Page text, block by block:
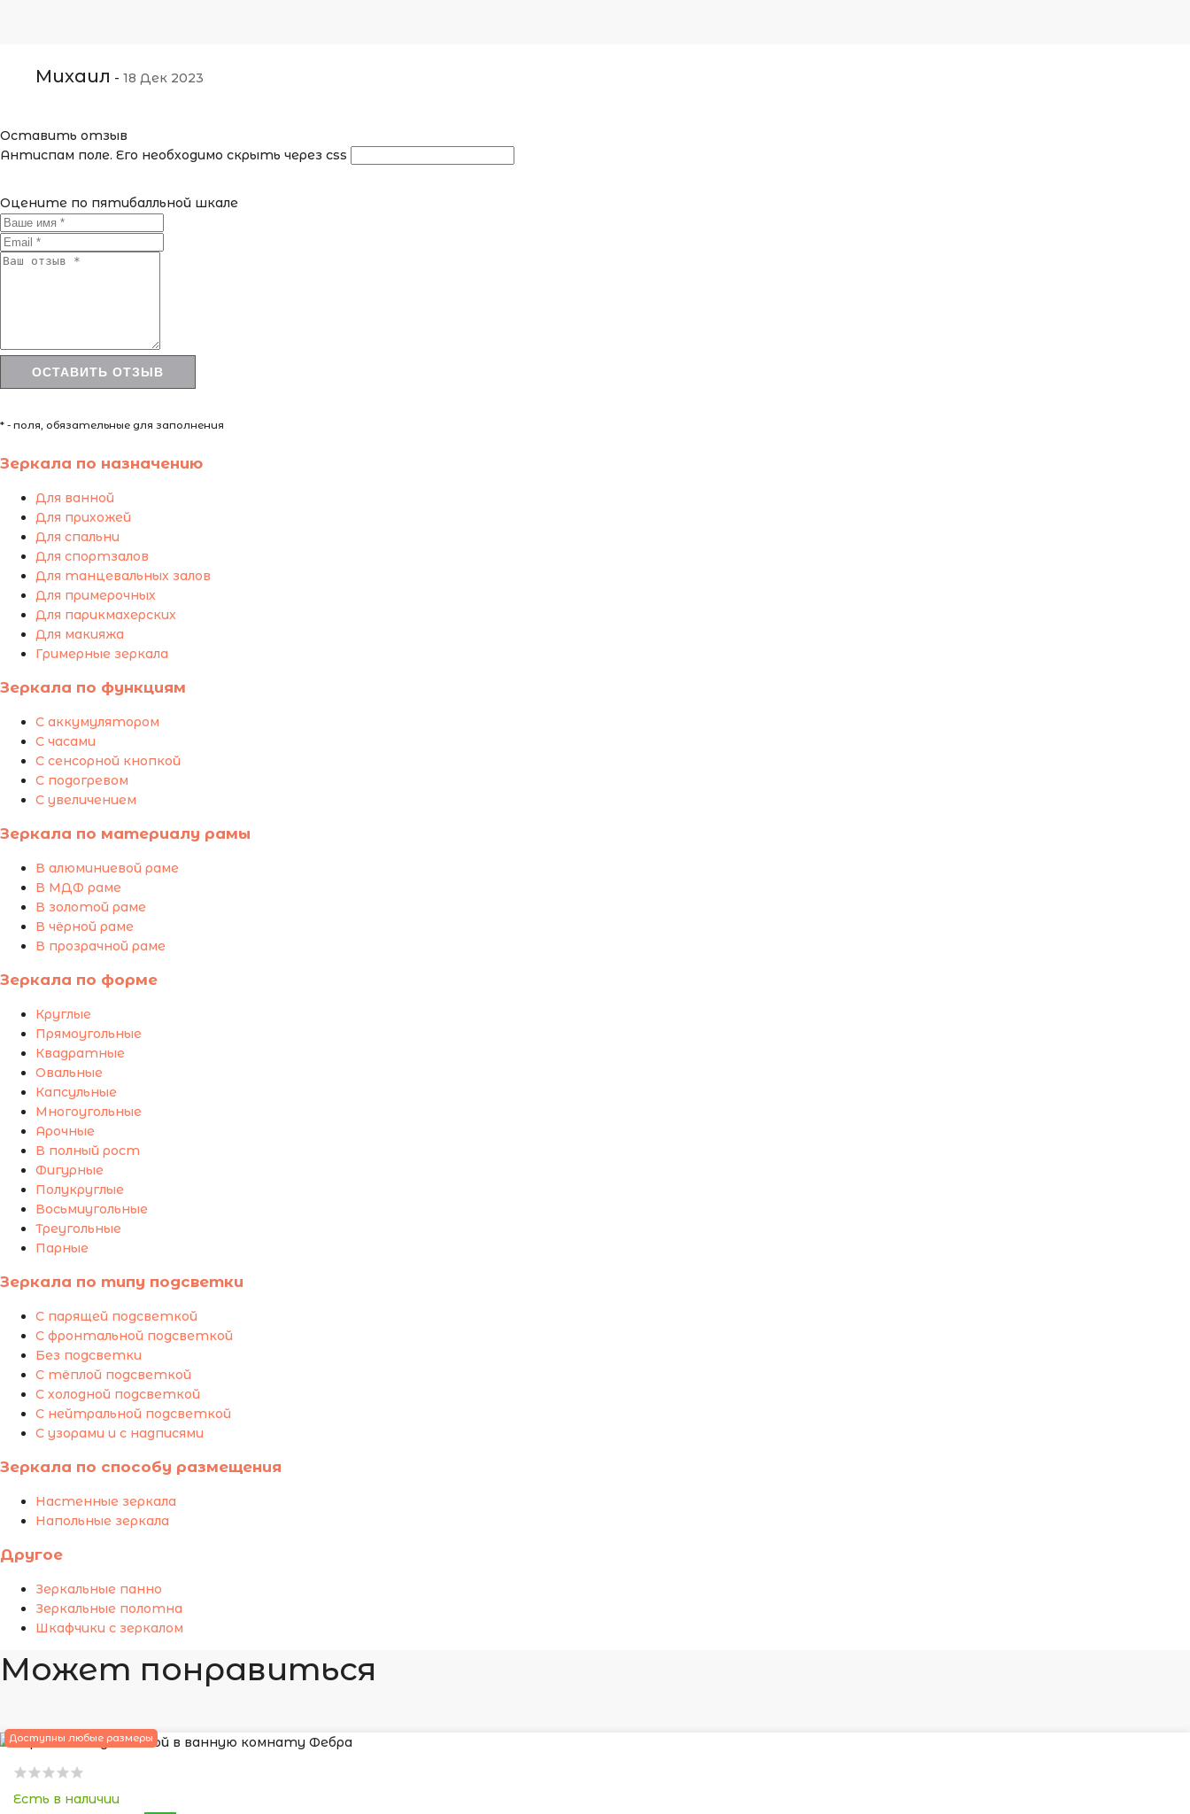
Михаил - 18 Дек 2023
Оставить отзыв
Антиспам поле. Его необходимо скрыть через css
Оцените по пятибалльной шкале
* - поля, обязательные для заполнения
Зеркала по назначению
Для ванной
Для прихожей
Для спальни
Для спортзалов
Для танцевальных залов
Для примерочных
Для парикмахерских
Для макияжа
Гримерные зеркала
Зеркала по функциям
С аккумулятором
С часами
С сенсорной кнопкой
С подогревом
С увеличением
Зеркала по материалу рамы
В алюминиевой раме
В МДФ раме
В золотой раме
В чёрной раме
В прозрачной раме
Зеркала по форме
Круглые
Прямоугольные
Квадратные
Овальные
Капсульные
Многоугольные
Арочные
В полный рост
Фигурные
Полукруглые
Восьмиугольные
Треугольные
Парные
Зеркала по типу подсветки
С парящей подсветкой
С фронтальной подсветкой
Без подсветки
С тёплой подсветкой
С холодной подсветкой
С нейтральной подсветкой
С узорами и с надписями
Зеркала по способу размещения
Настенные зеркала
Напольные зеркала
Другое
Зеркальные панно
Зеркальные полотна
Шкафчики с зеркалом
Может понравиться
Доступны любые размеры
Есть в наличии